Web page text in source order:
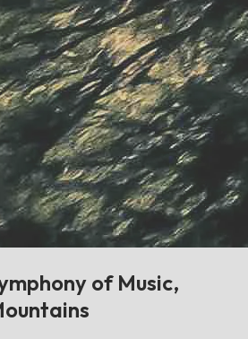
of Music,